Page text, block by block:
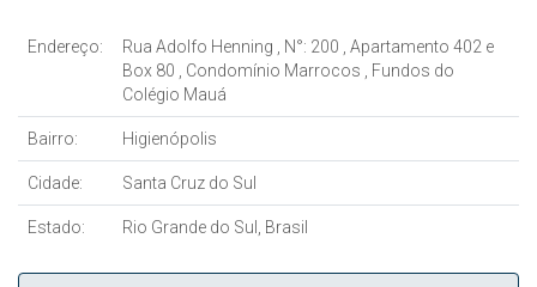
Endereço: Rua Adolfo Henning , N°: 200 , Apartamento 402 e
Box 80 , Condomínio Marrocos , Fundos do
Colégio Mauá
Bairro: Higienópolis
Cidade: Santa Cruz do Sul
Estado: Rio Grande do Sul, Brasil